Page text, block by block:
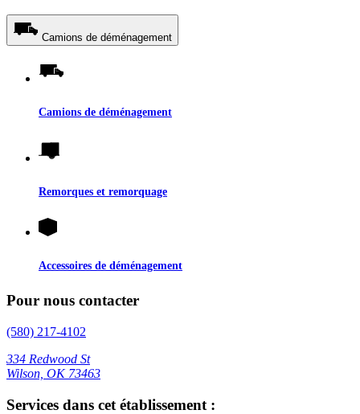
Camions de déménagement
Camions de déménagement
Remorques et remorquage
Accessoires de déménagement
Pour nous contacter
(580) 217-4102
334 Redwood St
Wilson, OK 73463
Services dans cet établissement :